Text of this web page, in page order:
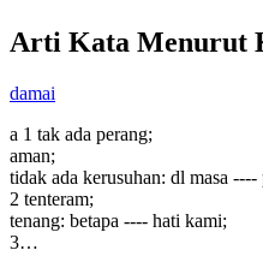
Arti Kata Menurut
damai
a 1 tak ada perang;
aman;
tidak ada kerusuhan: dl masa
2 tenteram;
tenang: betapa ---- hati kami;
3…